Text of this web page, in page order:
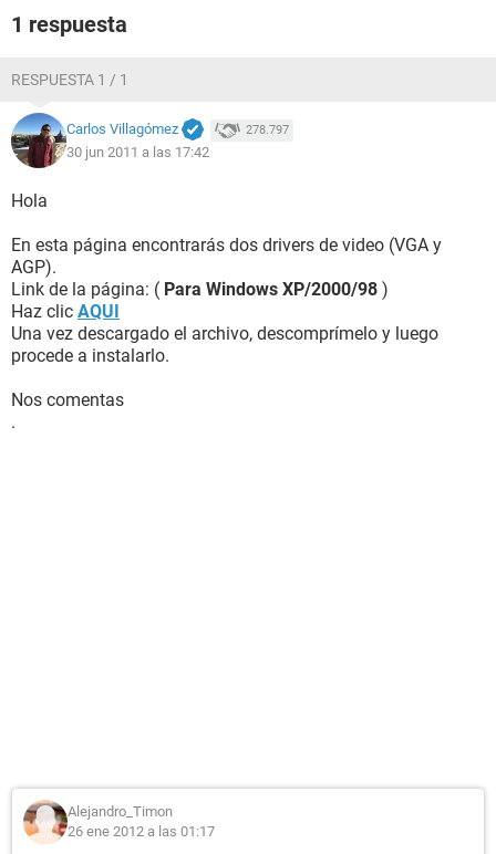
1 respuesta
RESPUESTA 1 / 1
Carlos Villagómez 278.797
30 jun 2011 a las 17:42
Hola
En esta página encontrarás dos drivers de video (VGA y
AGP).
Link de la página: ( Para Windows XP/2000/98 )
Haz clic AQUI
Una vez descargado el archivo, descomprímelo y luego
procede a instalarlo.
Nos comentas
.
Alejandro_Timon
26 ene 2012 a las 01:17